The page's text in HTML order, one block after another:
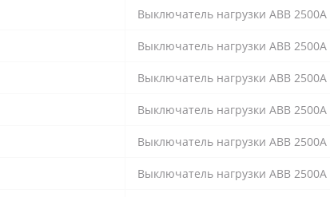
Выключатель нагрузки ABB 2500А
Выключатель нагрузки ABB 2500А
Выключатель нагрузки ABB 2500А
Выключатель нагрузки ABB 2500А
Выключатель нагрузки ABB 2500А
Выключатель нагрузки ABB 2500А